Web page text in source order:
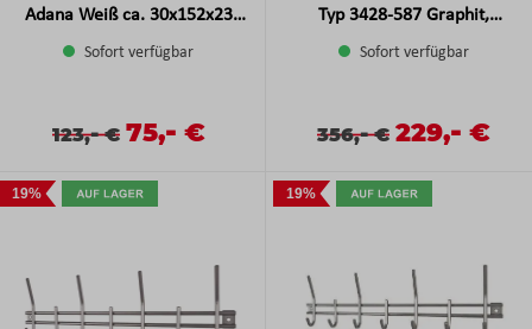
Adana Weiß ca. 30x152x23
Sofort verfügbar
Verkaufspreis:
Regulärer Preis:
123,-€ Verkaufspreis:
75,- €
Typ 3428-587 Graphit,
Silbergrau
Sofort verfügbar
Verkaufspreis:
Regulärer Preis:
356,-€ 229,- €
19% 19%